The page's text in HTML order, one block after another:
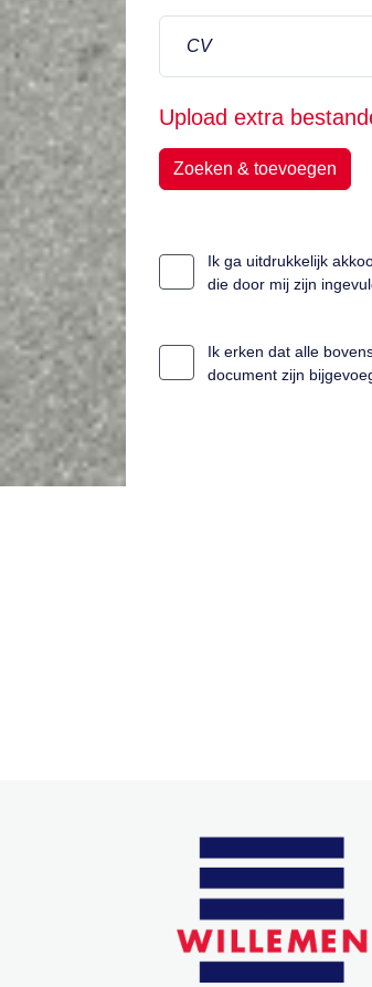
CV
Upload extra
Zoeken & toevoegen
Ik ga uitdrukkelijk
die door mij zijn
Ik erken dat alle
document zijn